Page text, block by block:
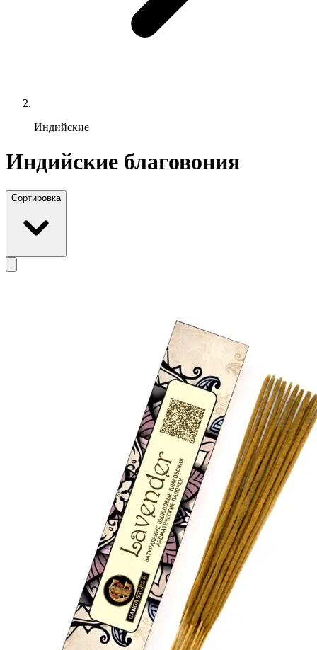
Индийские
Индийские благовония
Сортировка